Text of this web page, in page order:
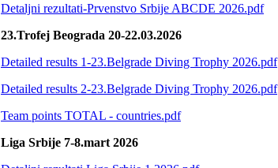
Detaljni rezultati-Prvenstvo Srbije ABCDE 2026.pdf
23.Trofej Beograda 20-22.03.2026
Detailed results 1-23.Belgrade Diving Trophy 2026.pdf
Detailed results 2-23.Belgrade Diving Trophy 2026.pdf
Team points TOTAL - countries.pdf
Liga Srbije 7-8.mart 2026